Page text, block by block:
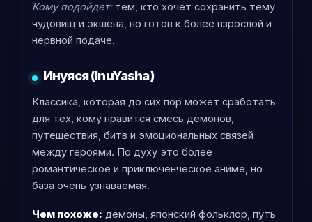
Кому подойдет:тем, кто хочет сохранить тему
чудовищ и экшена, но готов к более взрослой и
нервной подаче.
Инуяся (InuYasha)
Классика, которая до сих пор может сработать
для тех, кому нравится смесь демонов,
путешествия, битв и эмоциональных связей
между героями. По духу это более
романтическое и приключенческое аниме, но
база очень узнаваемая.
Чем похоже: демоны, японский фольклор, путь